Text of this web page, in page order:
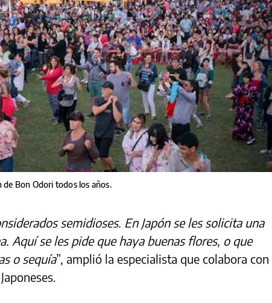
de Bon Odori todos los años.
semidioses. En Japón se les solicita una
Aquí se les pide que haya buenas flores, o que
o sequía”, amplió la especialista que colabora con